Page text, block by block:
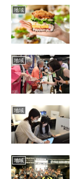
地域
地域
地域
地域